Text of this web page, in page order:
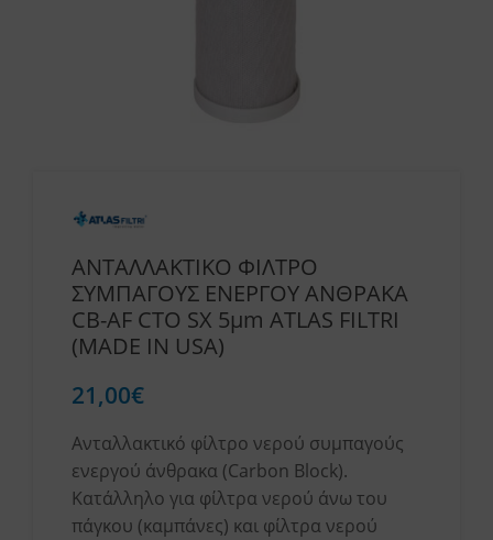
ΑΝΤΑΛΛΑΚΤΙΚΟ ΦΙΛΤΡΟ
ΣΥΜΠΑΓΟΥΣ ΕΝΕΡΓΟΥ ΑΝΘΡΑΚΑ
CB-AF CTO SX 5μm ATLAS FILTRI
(MADE IN USA)
21,00€
Ανταλλακτικό φίλτρο νερού συμπαγούς
ενεργού άνθρακα (Carbon Block).
Κατάλληλο για φίλτρα νερού άνω του
πάγκου (καμπάνες) και φίλτρα νερού